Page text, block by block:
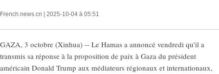
French.news.cn | 2025-10-04 à 05:51
GAZA, 3 octobre (Xinhua) -- Le Hamas a annoncé vendredi qu'il a
transmis sa réponse à la proposition de paix à Gaza du président
américain Donald Trump aux médiateurs régionaux et internationaux,